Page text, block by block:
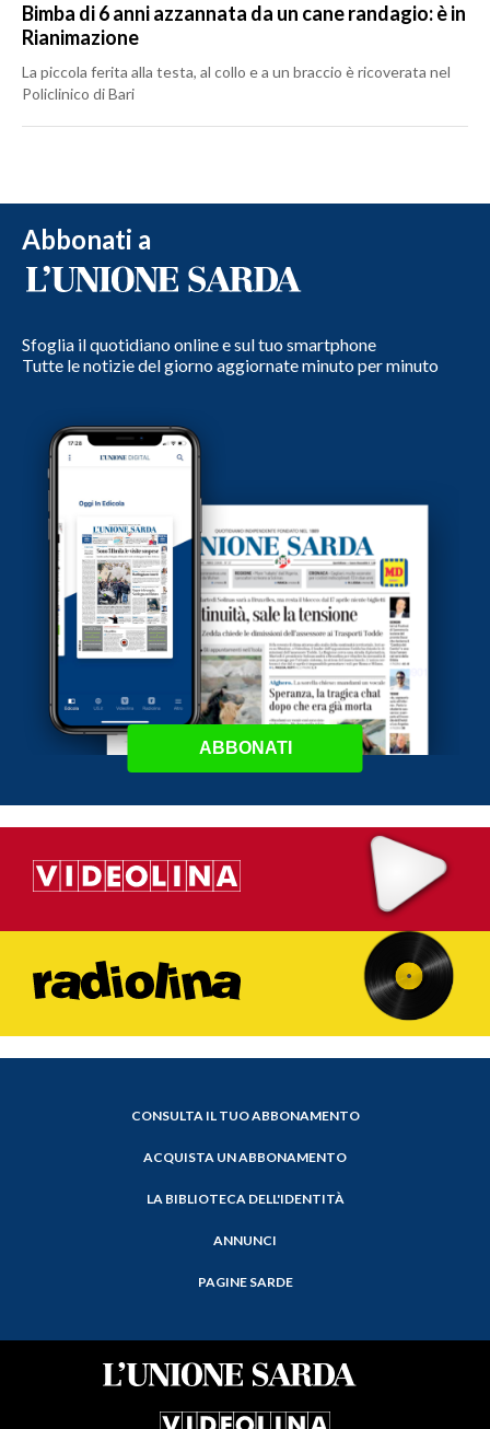
Bimba di 6 anni azzannata da un cane randagio: è in
Rianimazione
La piccola ferita alla testa, al collo e a un braccio è ricoverata nel
Policlinico di Bari
Abbonati a
Sfoglia il quotidiano online e sul tuo smartphone
Tutte le notizie del giorno aggiornate minuto per minuto
ABBONATI
CONSULTA IL TUO ABBONAMENTO
ACQUISTA UN ABBONAMENTO
LA BIBLIOTECA DELL'IDENTITÀ
ANNUNCI
PAGINE SARDE